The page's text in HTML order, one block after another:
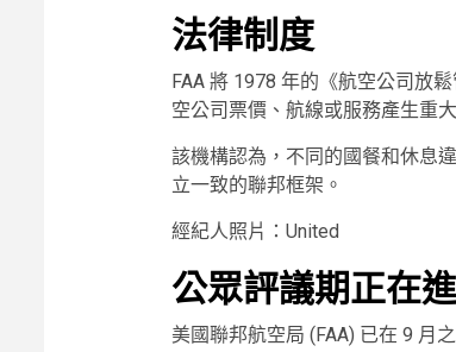
法律制度
FAA 將 1978 年的《航空公司放
空公司票價、航線或服務產生重
該機構認為，不同的國餐和休息
立一致的聯邦框架。
經紀人照片：United
公眾評議期正在
美國聯邦航空局 (FAA) 已在 9 月